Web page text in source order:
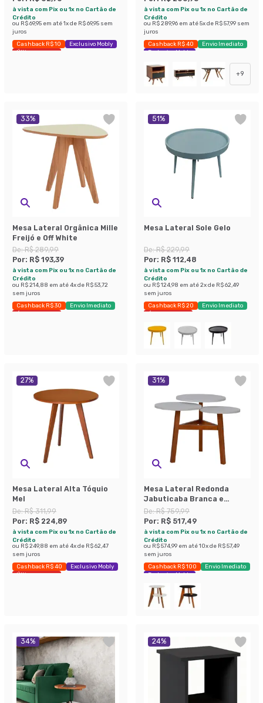
à vista com Pix ou 1x no Cartão de
Crédito
ou R$ 69,95 em até1x de R$ 69,95 sem
juros
Cashback R$ 10
Exclusivo Mobly
Últimas peças
à vista com Pix ou 1x no Cartão de
Crédito
ou R$ 289,96 em até5x de R$ 57,99 sem
juros
Cashback R$ 40
Envio Imediato
Exclusivo Mobly
+9
33%
Mesa Lateral Orgânica Mille
Freijó e Off White
De:R$ 289,99
Por: R$ 193,39
à vista com Pix ou 1x no Cartão de
Crédito
ou R$ 214,88 em até4x de R$ 53,72
sem juros
Cashback R$ 30
Envio Imediato
Últimas peças
51%
Mesa Lateral Sole Gelo
De:R$ 229,99
Por: R$ 112,48
à vista com Pix ou 1x no Cartão de
Crédito
ou R$ 124,98 em até2x de R$ 62,49
sem juros
Cashback R$ 20
Envio Imediato
Últimas peças
27%
Mesa Lateral Alta Tóquio
Mel
De:R$ 311,99
Por: R$ 224,89
à vista com Pix ou 1x no Cartão de
Crédito
ou R$ 249,88 em até4x de R$ 62,47
sem juros
Cashback R$ 40
Exclusivo Mobly
Últimas peças
31%
Mesa Lateral Redonda
Jabuticaba Branca e
Amêndoa
De:R$ 759,99
Por: R$ 517,49
à vista com Pix ou 1x no Cartão de
Crédito
ou R$ 574,99 em até10x de R$ 57,49
sem juros
Cashback R$ 100
Envio Imediato
Exclusivo Mobly
34% 24%